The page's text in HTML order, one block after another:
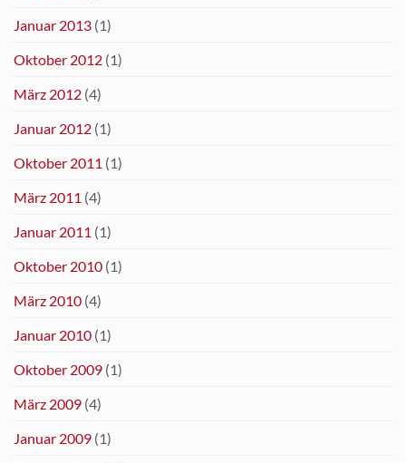
Januar 2013 (1)
Oktober 2012 (1)
März 2012 (4)
Januar 2012 (1)
Oktober 2011 (1)
März 2011 (4)
Januar 2011 (1)
Oktober 2010 (1)
März 2010 (4)
Januar 2010 (1)
Oktober 2009 (1)
März 2009 (4)
Januar 2009 (1)